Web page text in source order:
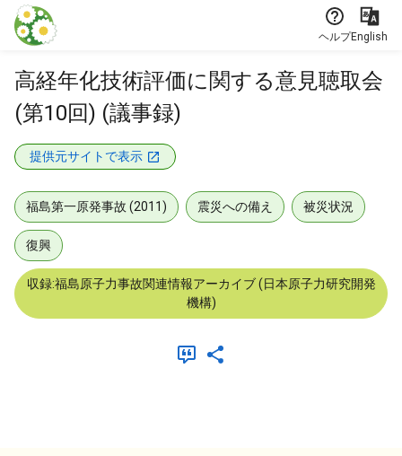
本文に飛ぶ
ヘルプEnglish
高経年化技術評価に関する意見聴取会
(第10回) (議事録)
提供元サイトで表示
福島第一原発事故 (2011) 震災への備え 被災状況
復興
収録:福島原子力事故関連情報アーカイブ (日本原子力研究開発
機構)